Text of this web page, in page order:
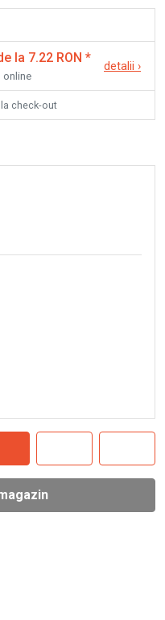
la 7.22 RON *
online
detalii ›
check-out